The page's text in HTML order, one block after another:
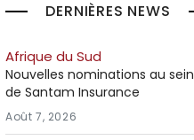
DERNIÈRES NEWS
Afrique du Sud
Nouvelles nominations au sein
de Santam Insurance
Août 7, 2026